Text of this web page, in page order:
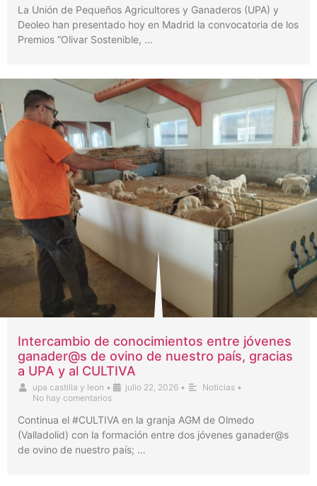
La Unión de Pequeños Agricultores y Ganaderos (UPA) y
Deoleo han presentado hoy en Madrid la convocatoria de los
Premios “Olivar Sostenible, …
Intercambio de conocimientos entre jóvenes
ganader@s de ovino de nuestro país, gracias
a UPA y al CULTIVA
upa castilla y leon • julio 22, 2026 • Noticias •
No hay comentarios
Continua el #CULTIVA en la granja AGM de Olmedo
(Valladolid) con la formación entre dos jóvenes ganader@s
de ovino de nuestro país; …